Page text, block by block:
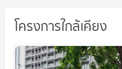
โครงการใกล้เคียง